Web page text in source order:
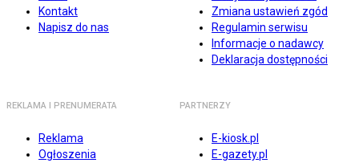
Kontakt
Napisz do nas
Zmiana ustawień zgód
Regulamin serwisu
Informacje o nadawcy
Deklaracja dostępności
REKLAMA I PRENUMERATA
Reklama
Ogłoszenia
PARTNERZY
E-kiosk.pl
E-gazety.pl